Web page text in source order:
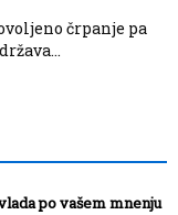
črpanje pa
po vašem mnenju